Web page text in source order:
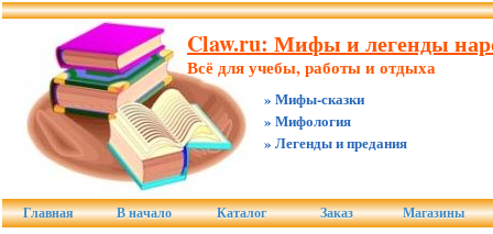
Claw.ru: Мифы и легенды
Всё для учебы, работы и отдыха
» Мифы-сказки
» Мифология
» Легенды и предания
Главная В начало Каталог Заказ Магазины